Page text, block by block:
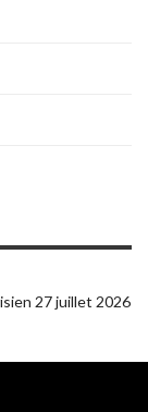
27 juillet 2026